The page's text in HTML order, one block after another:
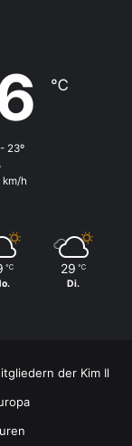
℃
23º
km/h
℃ 29 ℃
Di.
der Kim Il